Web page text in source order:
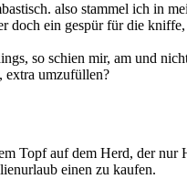
also stammel ich in
ein gespür für die
so schien mir, am und
extra umzufüllen?
Topf auf dem Herd, der
einen zu kaufen.